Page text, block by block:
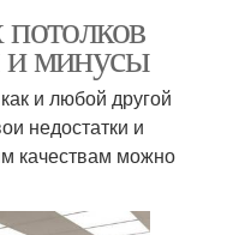
минусы
и любой другой
недостатки и
качествам можно